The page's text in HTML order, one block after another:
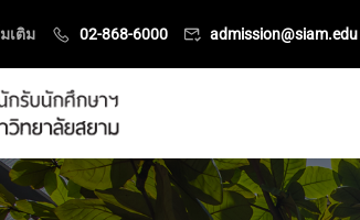
เติม 02-868-6000 admission@siam.edu